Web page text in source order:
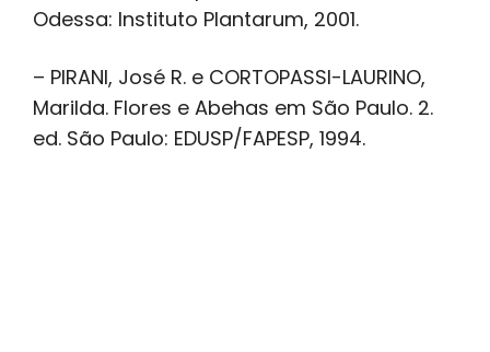
Odessa: Instituto Plantarum, 2001.
– PIRANI, José R. e CORTOPASSI-LAURINO,
Marilda. Flores e Abehas em São Paulo. 2.
ed. São Paulo: EDUSP/FAPESP, 1994.